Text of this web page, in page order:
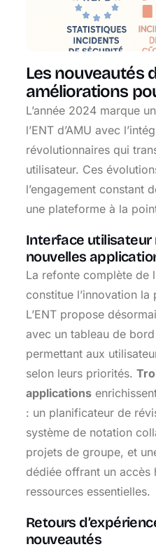
Les nouveautés
améliorations
L’année 2024 marque
l’ENT d’AMU avec
révolutionnaires qui
utilisateur. Ces
l’engagement constant
une plateforme à la
Interface utilisateur
nouvelles
La refonte complète de
constitue l’innovation
L’ENT propose
avec un tableau de
permettant aux
selon leurs priorités.
applications
: un planificateur de
système de notation
projets de groupe, et
dédiée offrant un accès
ressources essentielles.
Retours
nouveautés